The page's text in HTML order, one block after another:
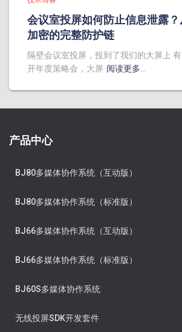
会议室投屏如何防止信息泄露
加密的完整防护链
隔壁会议室投屏，投到了我们的大屏上
开年度策略会，大屏 阅读更多…
产品中心
BJ80多媒体协作系统（互动版）
BJ80多媒体协作系统（标准版）
BJ66多媒体协作系统（互动版）
BJ66多媒体协作系统（标准版）
BJ60S多媒体协作系统
无线投屏SDK开发套件